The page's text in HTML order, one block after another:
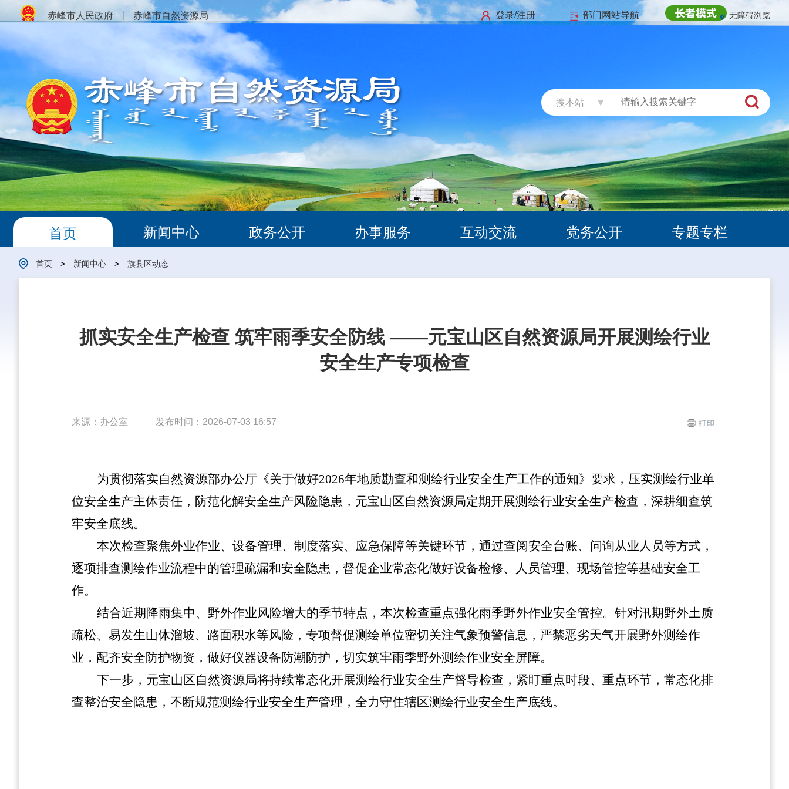
赤峰市人民政府 丨 赤峰市自然资源局 登录/注册 部门网站导航 无障碍浏览
搜本站
首页 新闻中心 政务公开 办事服务 互动交流 党务公开 专题专栏
首页 > 新闻中心 > 旗县区动态
抓实安全生产检查 筑牢雨季安全防线 ——元宝山区自然资源局开展测绘行业
安全生产专项检查
来源：办公室 发布时间：2026-07-03 16:57
为贯彻落实自然资源部办公厅《关于做好2026年地质勘查和测绘行业安全生产工作的通知》要求，压实测绘行业单
位安全生产主体责任，防范化解安全生产风险隐患，元宝山区自然资源局定期开展测绘行业安全生产检查，深耕细查筑
牢安全底线。
本次检查聚焦外业作业、设备管理、制度落实、应急保障等关键环节，通过查阅安全台账、问询从业人员等方式，
逐项排查测绘作业流程中的管理疏漏和安全隐患，督促企业常态化做好设备检修、人员管理、现场管控等基础安全工
作。
结合近期降雨集中、野外作业风险增大的季节特点，本次检查重点强化雨季野外作业安全管控。针对汛期野外土质
疏松、易发生山体溜坡、路面积水等风险，专项督促测绘单位密切关注气象预警信息，严禁恶劣天气开展野外测绘作
业，配齐安全防护物资，做好仪器设备防潮防护，切实筑牢雨季野外测绘作业安全屏障。
下一步，元宝山区自然资源局将持续常态化开展测绘行业安全生产督导检查，紧盯重点时段、重点环节，常态化排
查整治安全隐患，不断规范测绘行业安全生产管理，全力守住辖区测绘行业安全生产底线。